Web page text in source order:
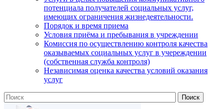
потенциала получателей социальных услуг,
имеющих ограничения жизнедеятельности.
Порядок и время приема
Условия приёма и пребывания в учреждении
Комиссия по осуществлению контроля качества
оказываемых социальных услуг в учереждении
(собственная служба контроля)
Независимая оценка качества условий оказания
услуг